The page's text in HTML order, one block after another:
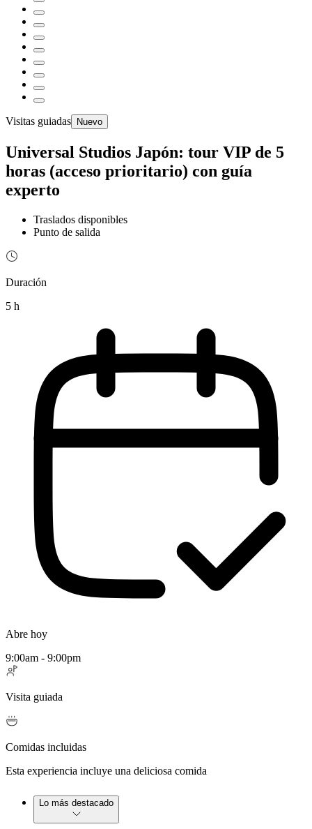
Visitas guiadas Nuevo
Universal Studios Japón: tour VIP de 5
horas (acceso prioritario) con guía
experto
Traslados disponibles
Punto de salida
Duración
5 h
Abre hoy
9:00am - 9:00pm
Visita guiada
Comidas incluidas
Esta experiencia incluye una deliciosa comida
Lo más destacado